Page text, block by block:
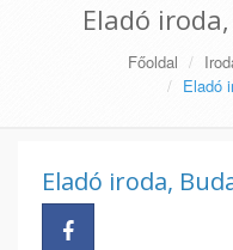
Eladó
Főoldal
Eladó
Eladó iroda,